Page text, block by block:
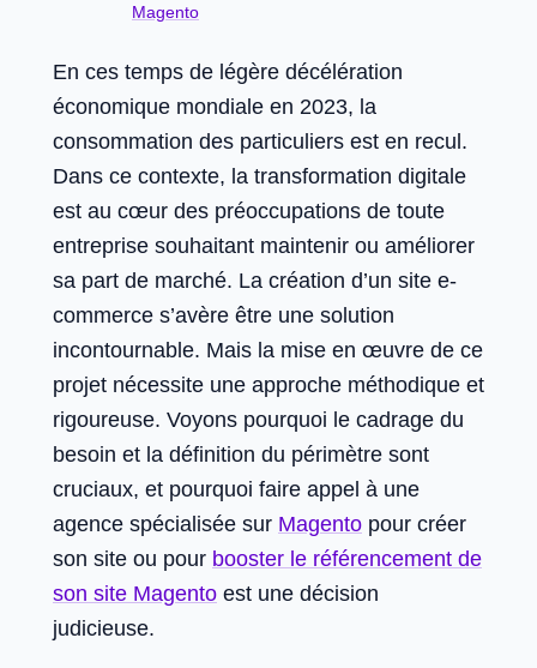
Magento
En ces temps de légère décélération
économique mondiale en 2023, la
consommation des particuliers est en recul.
Dans ce contexte, la transformation digitale
est au cœur des préoccupations de toute
entreprise souhaitant maintenir ou améliorer
sa part de marché. La création d’un site e-
commerce s’avère être une solution
incontournable. Mais la mise en œuvre de ce
projet nécessite une approche méthodique et
rigoureuse. Voyons pourquoi le cadrage du
besoin et la définition du périmètre sont
cruciaux, et pourquoi faire appel à une
agence spécialisée sur Magento pour créer
son site ou pour booster le référencement de
son site Magento est une décision
judicieuse.